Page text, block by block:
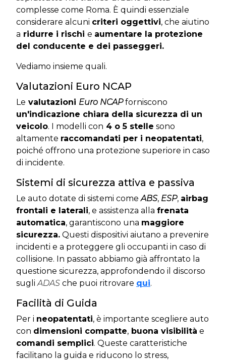
complesse come Roma. È quindi essenziale
considerare alcuni criteri oggettivi, che aiutino
a ridurre i rischi e aumentare la protezione
del conducente e dei passeggeri.
Vediamo insieme quali.
Valutazioni Euro NCAP
Le valutazioni Euro NCAPforniscono
un'indicazione chiara della sicurezza di un
veicolo. I modelli con 4 o 5 stelle sono
altamente raccomandati per i neopatentati,
poiché offrono una protezione superiore in caso
di incidente.​
Sistemi di sicurezza attiva e passiva
Le auto dotate di sistemi comeABS, ESP, airbag
frontali e laterali, e assistenza alla frenata
automatica, garantiscono una maggiore
sicurezza. Questi dispositivi aiutano a prevenire
incidenti e a proteggere gli occupanti in caso di
collisione. In passato abbiamo già affrontato la
questione sicurezza, approfondendo il discorso
sugliADAS che puoi ritrovare qui.
Facilità di Guida
Per i neopatentati, è importante scegliere auto
con dimensioni compatte, buona visibilità e
comandi semplici. Queste caratteristiche
facilitano la guida e riducono lo stress,